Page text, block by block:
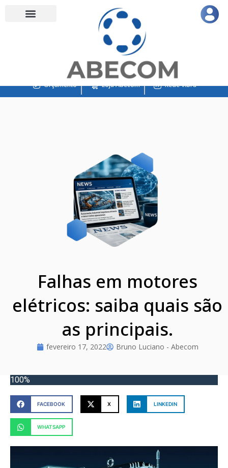
Orçamento Loja Abecom Rede Vibra
Falhas em motores
elétricos: saiba quais são
as principais.
fevereiro 17, 2022 Bruno Luciano - Abecom
100%
FACEBOOK X LINKEDIN
WHATSAPP